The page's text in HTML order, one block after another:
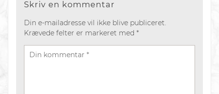
Skriv en kommentar
Din e-mailadresse vil ikke blive publiceret.
Krævede felter er markeret med *